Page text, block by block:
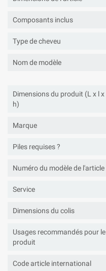
Composants inclus
Type de cheveu
Nom de modèle
Dimensions du produit (L x l x
h)
Marque
Piles requises ?
Numéro du modèle de l'article
Service
Dimensions du colis
Usages recommandés pour le
produit
Code article international